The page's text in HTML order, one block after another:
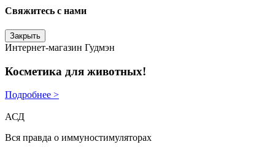
Свяжитесь с нами
Закрыть
Интернет-магазин Гудмэн
Косметика для животных!
Подробнее >
АСД
Вся правда о иммуностимуляторах